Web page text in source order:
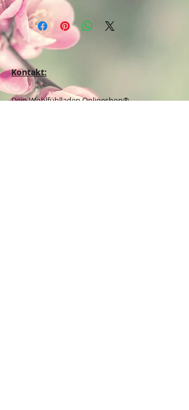
Kontakt:
Dein Wohlfühlladen Onlineshop®